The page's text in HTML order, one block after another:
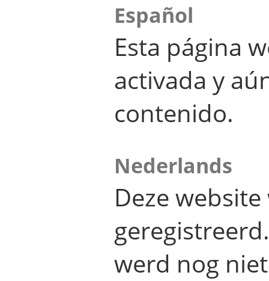
Español
Esta página
activada y
contenido.
Nederlands
Deze
werd nog